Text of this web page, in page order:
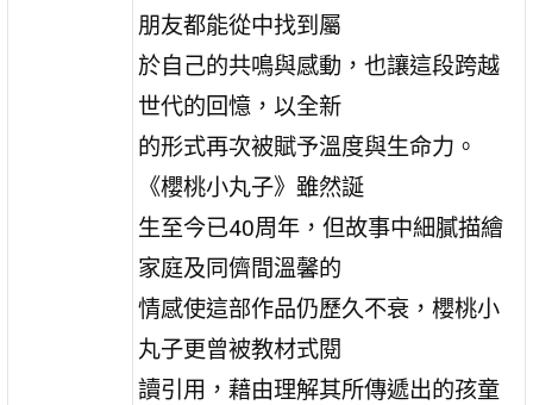
朋友都能從中找到屬
於自己的共鳴與感動，也讓這段跨越
世代的回憶，以全新
的形式再次被賦予溫度與生命力。
《櫻桃小丸子》雖然誕
生至今已40周年，但故事中細膩描繪
家庭及同儕間溫馨的
情感使這部作品仍歷久不衰，櫻桃小
丸子更曾被教材式閱
讀引用，藉由理解其所傳遞出的孩童